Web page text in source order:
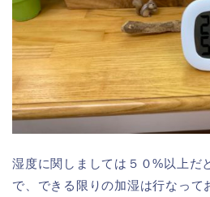
湿度に関しましては５０%以上だ
で、できる限りの加湿は行なって